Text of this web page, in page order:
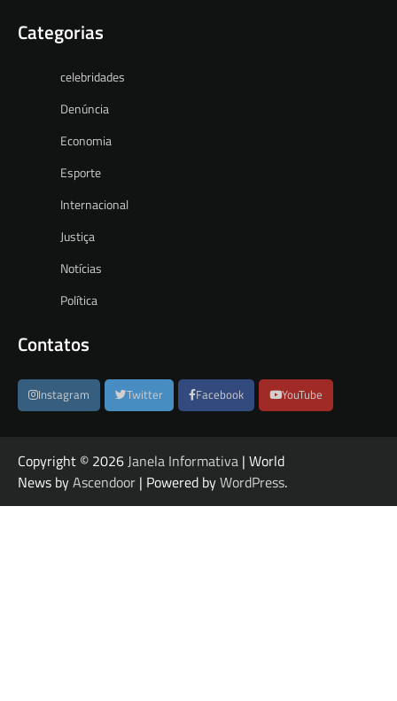
Categorias
celebridades
Denúncia
Economia
Esporte
Internacional
Justiça
Notícias
Política
Contatos
Instagram Twitter Facebook YouTube
Copyright © 2026Janela Informativa | World
News byAscendoor | Powered byWordPress.